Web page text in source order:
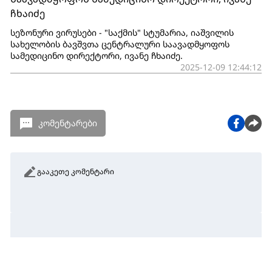
ჩხაიძე
სეზონური ვირუსები - "საქმის" სტუმარია, იაშვილის
სახელობის ბავშვთა ცენტრალური საავადმყოფოს
სამედიცინო დირექტორი, ივანე ჩხაიძე.
2025-12-09 12:44:12
კომენტარები
გააკეთე კომენტარი